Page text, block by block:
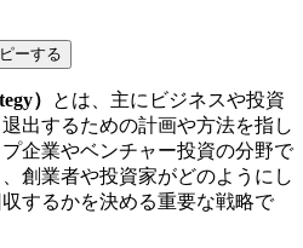
ーする
）
とは、主にビジネスや投資
出するための計画や方法を指し
企業やベンチャー投資の分野で
創業者や投資家がどのようにし
するかを決める重要な戦略で